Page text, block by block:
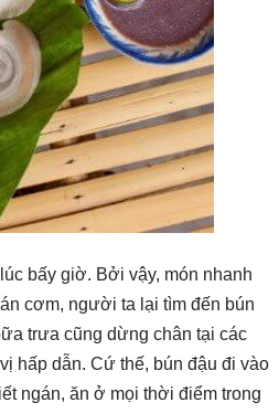
bấy giờ. Bởi vậy, món nhanh
cơm, người ta lại tìm đến bún
trưa cũng dừng chân tại các
hấp dẫn. Cứ thế, bún đậu đi vào
ngán, ăn ở mọi thời điểm trong